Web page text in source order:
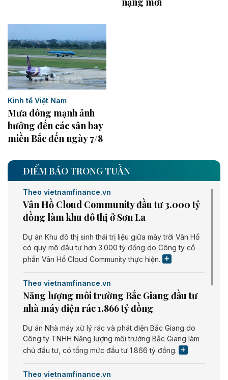
Kinh tế Việt Nam
Mưa dông mạnh ảnh
hưởng đến các sân bay
miền Bắc đến ngày 7/8
ĐIỂM BÁO TRONG TUẦN
Theo vietnamfinance.vn
Vân Hồ Cloud Community đầu tư 3.000 tỷ
đồng làm khu đô thị ở Sơn La
Dự án Khu đô thị sinh thái trị liệu giữa mây trời Vân Hồ
có quy mô đầu tư hơn 3.000 tỷ đồng do Công ty cổ
phần Vân Hồ Cloud Community thực hiện.
Theo vietnamfinance.vn
Năng lượng môi trường Bắc Giang đầu tư
nhà máy điện rác 1.866 tỷ đồng
Dự án Nhà máy xử lý rác và phát điện Bắc Giang do
Công ty TNHH Năng lượng môi trường Bắc Giang làm
chủ đầu tư, có tổng mức đầu tư 1.866 tỷ đồng.
Theo vietnamfinance.vn